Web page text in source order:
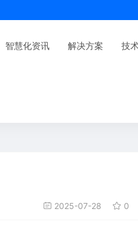
智慧化资讯 解决方案 技
2025-07-28 0